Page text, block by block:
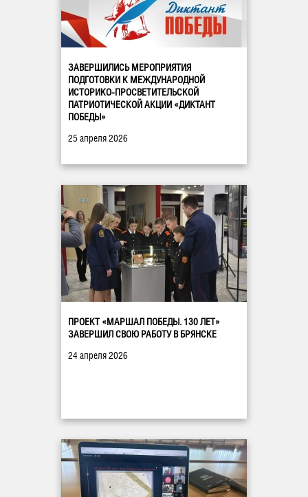
ЗАВЕРШИЛИСЬ МЕРОПРИЯТИЯ
ПОДГОТОВКИ К МЕЖДУНАРОДНОЙ
ИСТОРИКО-ПРОСВЕТИТЕЛЬСКОЙ
ПАТРИОТИЧЕСКОЙ АКЦИИ «ДИКТАНТ
ПОБЕДЫ»
25 апреля 2026
ПРОЕКТ «МАРШАЛ ПОБЕДЫ. 130 ЛЕТ»
ЗАВЕРШИЛ СВОЮ РАБОТУ В БРЯНСКЕ
24 апреля 2026